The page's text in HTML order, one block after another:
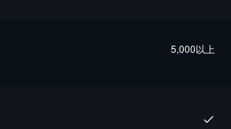
5,000以上